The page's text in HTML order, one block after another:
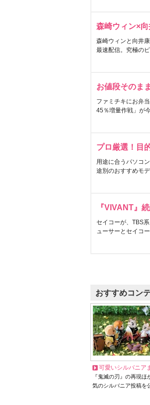
森崎ウィン×
森崎ウィンと向井
最速配信。究極の
お値段そのま
ファミチキにお弁
45％増量作戦」が
プロ厳選！目
用途に合うパソコ
途別のおすすめモ
『VIVANT』
セイコーが、TBS
ューサーとセイコ
おすすめコン
可愛いシルバニア
『鬼滅の刃』の再現ほ
気のシルバニア投稿を